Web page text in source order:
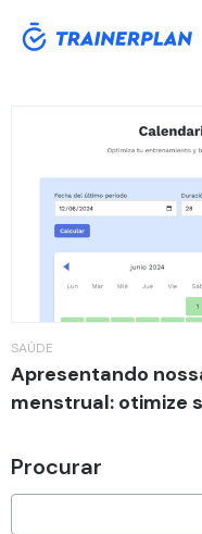
Saúde
SAÚDE
Apresentando
menstrual: otimize
Procurar